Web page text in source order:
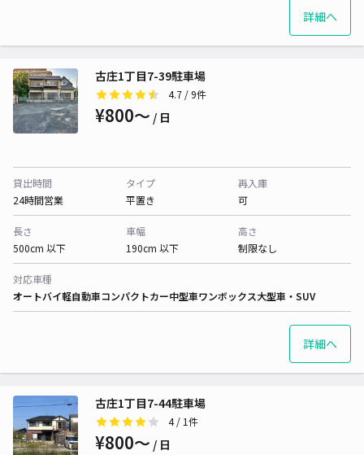
詳細へ
古庄1丁目7-39駐車場
4.7 / 9件
¥800〜 / 日
貸出時間
24時間営業
タイプ
平置き
再入庫
可
長さ
500cm 以下
車幅
190cm 以下
高さ
制限なし
対応車種
オートバイ軽自動車コンパクトカー中型車ワンボックス大型車・SUV
詳細へ
古庄1丁目7-44駐車場
4/ 1件
¥800〜 / 日